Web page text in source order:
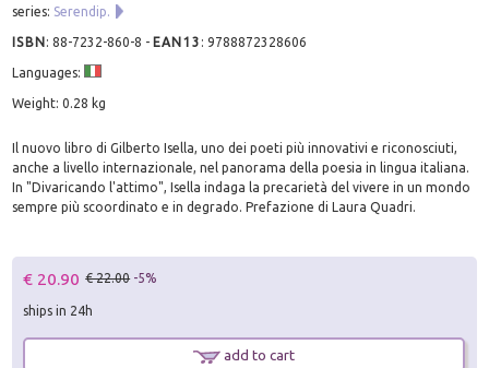
series: Serendip.
ISBN:88-7232-860-8 - EAN13 :9788872328606
Languages:
Weight: 0.28 kg
Il nuovo libro di Gilberto Isella, uno dei poeti più innovativi e riconosciuti,
anche a livello internazionale, nel panorama della poesia in lingua italiana.
In "Divaricando l'attimo", Isella indaga la precarietà del vivere in un mondo
sempre più scoordinato e in degrado. Prefazione di Laura Quadri.
€ 20.90 € 22.00 -5%
ships in 24h
add to cart